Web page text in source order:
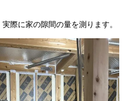
際に家の隙間の量を測ります。